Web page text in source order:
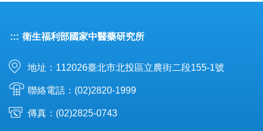
::: 衛生福利部國家中醫藥研究所
地址：112026臺北市北投區立農街二段155-1號
聯絡電話：(02)2820-1999
傳真：(02)2825-0743